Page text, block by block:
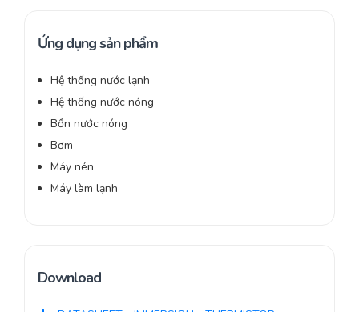
Ứng dụng sản phẩm
Hệ thống nước lạnh
Hệ thống nước nóng
Bồn nước nóng
Bơm
Máy nén
Máy làm lạnh
Download